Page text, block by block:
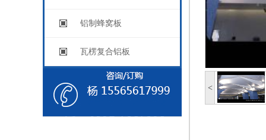
铝制蜂窝板
瓦楞复合铝板
<